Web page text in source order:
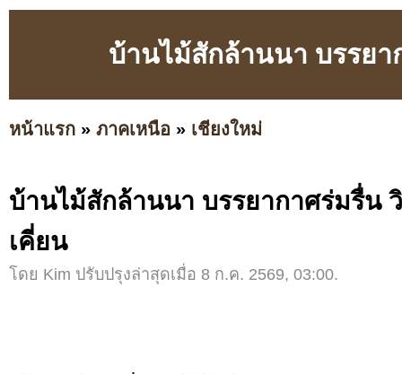
บ้านไม้สักล้านนา บรรยา
หน้าแรก » ภาคเหนือ » เชียงใหม่
บ้านไม้สักล้านนา บรรยากาศร่มรื่น
เคี่ยน
โดย Kim ปรับปรุงล่าสุดเมื่อ 8 ก.ค. 2569, 03:00.